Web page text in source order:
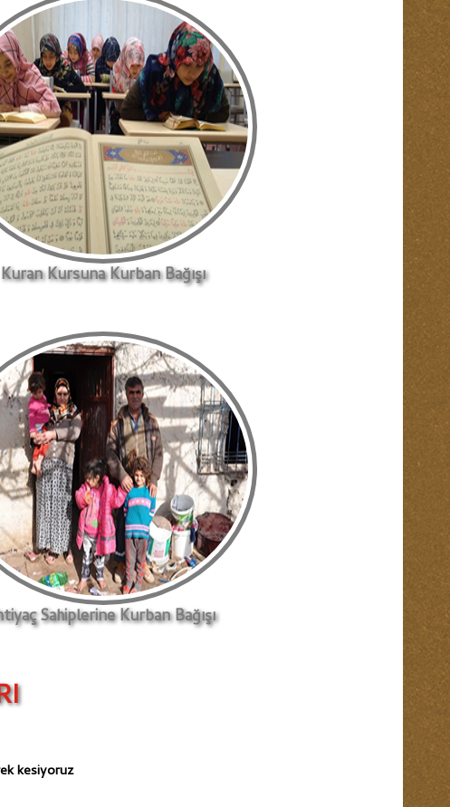
Kuran Kursuna Kurban Bağışı
Sahiplerine Kurban Bağışı
kesiyoruz